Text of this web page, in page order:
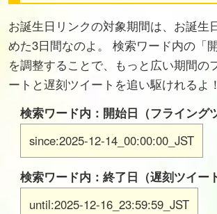
お誕生日リンクの対象期間は、お誕生
めた3日間なのよ。 検索ワード内の「
を調整することで、もっと広い期間の
ートと遅刻ツイートを追い駆けれるよ！
検索ワード内：開始日（フライング
since:2025-12-14_00:00:00_JST
検索ワード内：終了日（遅刻ツイー
until:2025-12-16_23:59:59_JST